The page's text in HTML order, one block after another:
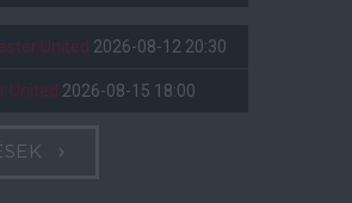
United 2026-08-12 20:30
United 2026-08-15 18:00